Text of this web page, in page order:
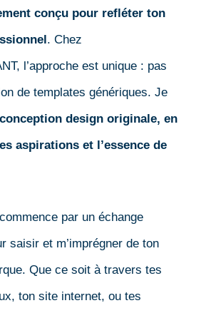
conçu pour refléter ton
. Chez
l’approche est unique : pas
de templates génériques. Je
design originale, en
aspirations et l’essence de
par un échange
saisir et m’imprégner de ton
Que ce soit à travers tes
ton site internet, ou tes